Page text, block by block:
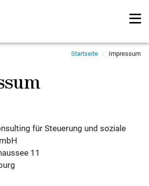
Startseite Impressum
für Steuerung und soziale
11